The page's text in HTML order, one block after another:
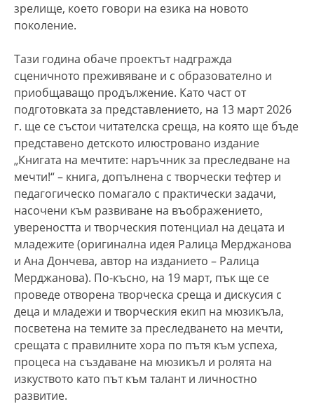
зрелище, което говори на езика на новото
поколение.
Тази година обаче проектът надгражда
сценичното преживяване и с образователно и
приобщаващо продължение. Като част от
подготовката за представлението, на 13 март 2026
г. ще се състои читателска среща, на която ще бъде
представено детското илюстровано издание
„Книгата на мечтите: наръчник за преследване на
мечти!“ – книга, допълнена с творчески тефтер и
педагогическо помагало с практически задачи,
насочени към развиване на въображението,
увереността и творческия потенциал на децата и
младежите (оригинална идея Ралица Мерджанова
и Ана Дончева, автор на изданието – Ралица
Мерджанова). По-късно, на 19 март, пък ще се
проведе отворена творческа среща и дискусия с
деца и младежи и творческия екип на мюзикъла,
посветена на темите за преследването на мечти,
срещата с правилните хора по пътя към успеха,
процеса на създаване на мюзикъл и ролята на
изкуството като път към талант и личностно
развитие.